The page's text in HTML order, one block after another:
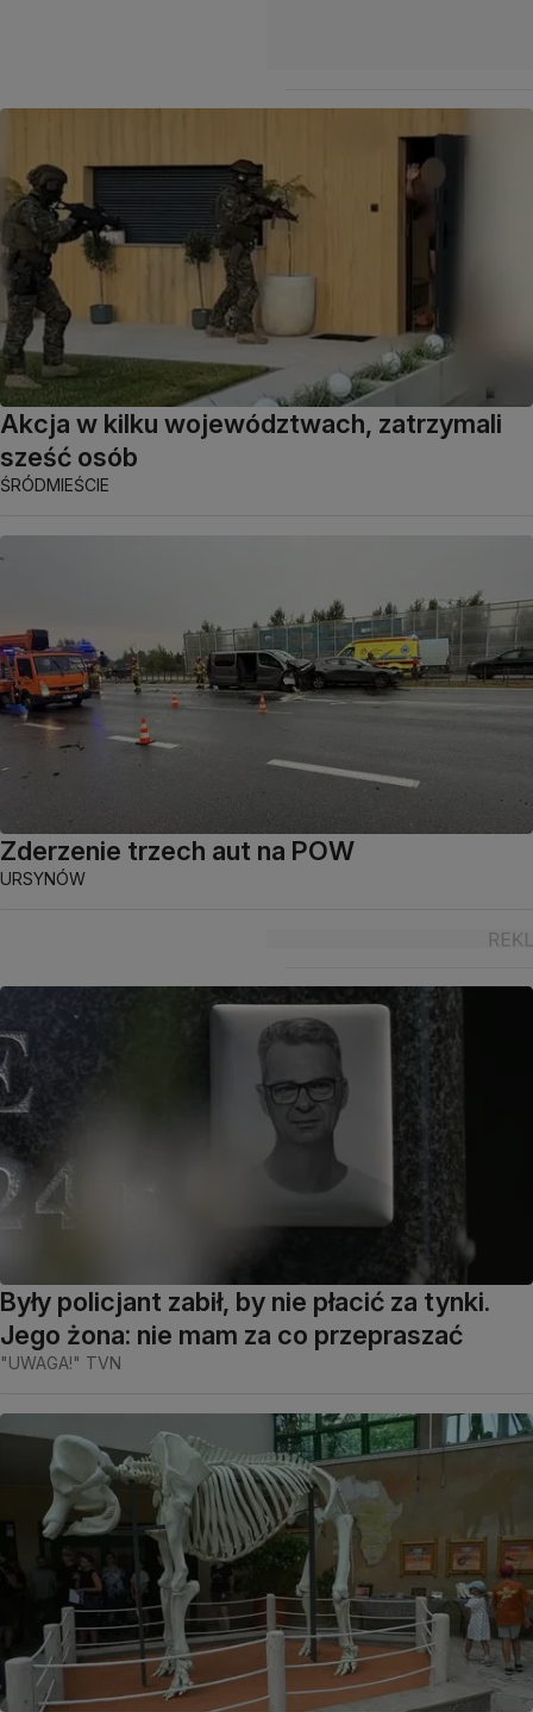
Akcja w kilku województwach, zatrzymali
sześć osób
ŚRÓDMIEŚCIE
Zderzenie trzech aut na POW
URSYNÓW
Były policjant zabił, by nie płacić za tynki.
Jego żona: nie mam za co przepraszać
"UWAGA!" TVN